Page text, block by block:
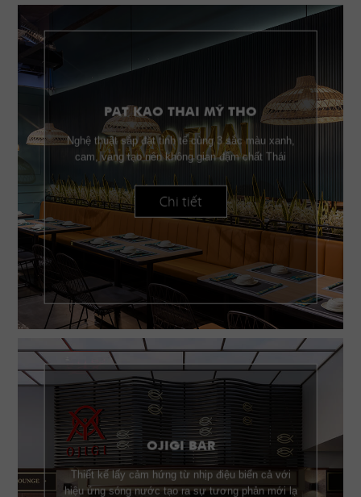
PAT KAO THAI MỸ THO
Nghệ thuật sắp đặt tinh tế cùng 3 sắc màu xanh,
cam, vàng tạo nên không gian đậm chất Thái
Chi tiết
OJIGI BAR
Thiết kế lấy cảm hứng từ nhịp điệu biển cả với
hiệu ứng sóng nước tạo ra sự tương phản mới lạ